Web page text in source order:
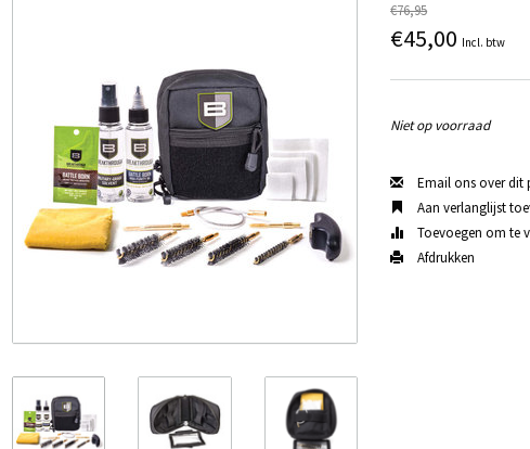
€76,95
€45,00 Incl. btw
Niet op voorraad
Email ons over dit
Aan verlanglijst
Toevoegen om te
Afdrukken